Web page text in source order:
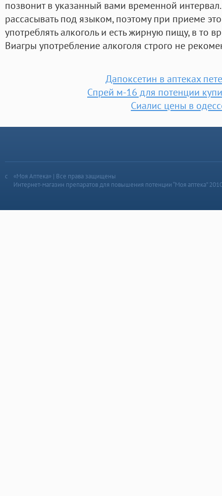
позвонит в указанный вами временной
рассасывать под языком, поэтому при приеме
употреблять алкоголь и есть жирную пищу, в то
Виагры употребление алкоголя строго не
Дапоксетин в аптеках
Спрей м-16 для потенции
Сиалис цены в
«Моя Аптека» | Все права защищены
Интернет-магазин препаратов для повышения потенции “Моя аптека”